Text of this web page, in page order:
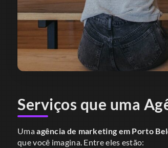
Serviços que uma
Umaagência de marketing em Porto
que você imagina. Entre eles estão: